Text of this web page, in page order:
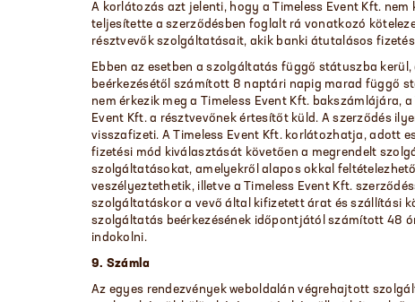
A korlátozás azt jelenti, hogy a Timeless Event Kft.
teljesítette a szerződésben foglalt rá vonatkozó
résztvevők szolgáltatásait, akik banki átutalásos
Ebben az esetben a szolgáltatás függő státuszba
beérkezésétől számított 8 naptári napig marad függő
nem érkezik meg a Timeless Event Kft. bakszámlájára,
Event Kft. a résztvevőnek értesítőt küld. A szerződés
visszafizeti. A Timeless Event Kft. korlátozhatja, adott
fizetési mód kiválasztását követően a megrendelt
szolgáltatásokat, amelyekről alapos okkal
veszélyeztethetik, illetve a Timeless Event Kft.
szolgáltatáskor a vevő által kifizetett árat és szállítási
szolgáltatás beérkezésének időpontjától számított 48
indokolni.
9. Számla
Az egyes rendezvények weboldalán végrehajtott